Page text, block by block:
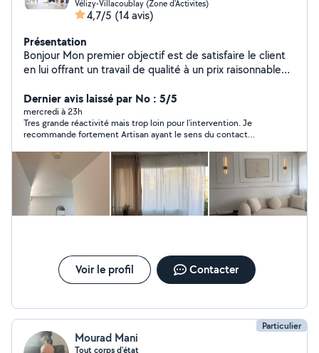
Vélizy-Villacoublay (Zone d'Activites)
4,7/5 (14 avis)
Présentation
Bonjour Mon premier objectif est de satisfaire le client
en lui offrant un travail de qualité à un prix raisonnable
client. Je suis à votre service à tout moment. N'hésitez
pas à nous contacter. Je travaille dans toute l'île de
France disponible 7j/7. cordialement À votre service.
24/24 7j/7 -enduits / peinture intérieure murs / plafonds
- bricolage ( installation étagères, luminaire,meubles,
pose cuisine/salle de bains, miroirs, électroménager /
découpe plan travail, pose Tv , moulures etc -
installation de meubles( montage compris) -électricité -
petite plomberie ( installation évier , robinetterie,
Dernier avis laissé par No : 5/5
mercredi à 23h
Tres grande réactivité mais trop loin pour l’intervention. Je
recommande fortement Artisan ayant le sens du contact
Voir le profil Contacter
Particulier
Mourad Mani
Tout corps d'état